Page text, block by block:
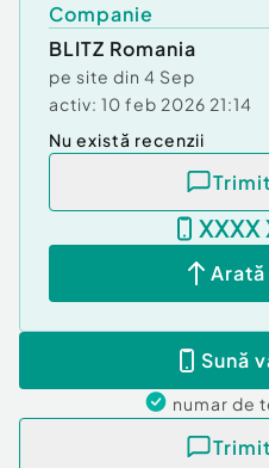
Companie
BLITZ Romania
pe site din 4 Sep
activ: 10 feb 2026 21:14
Nu există recenzii
XXXX
Arată
Sună
numar de